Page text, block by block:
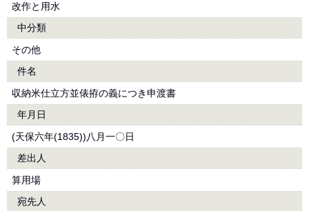
改作と用水
中分類
その他
件名
収納米仕立方並俵拵の義につき申渡書
年月日
(天保六年(1835))八月一〇日
差出人
算用場
宛先人